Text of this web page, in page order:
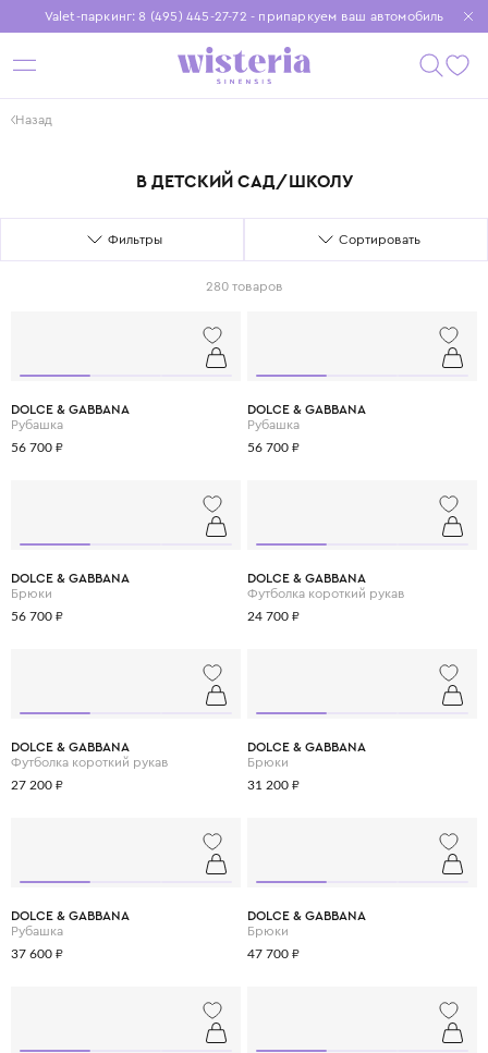
Valet-паркинг: 8 (495) 445-27-72 - припаркуем ваш автомобиль
Бесплатная доставка при заказе от 15 000 ₽
Установите приложение, чтобы покупки были еще удобнее
Назад
В ДЕТСКИЙ САД/ШКОЛУ
Фильтры Сортировать
280 товаров
DOLCE & GABBANA
Рубашка
56 700 ₽
DOLCE & GABBANA
Рубашка
56 700 ₽
DOLCE & GABBANA
Брюки
56 700 ₽
DOLCE & GABBANA
Футболка короткий рукав
24 700 ₽
DOLCE & GABBANA
Футболка короткий рукав
27 200 ₽
DOLCE & GABBANA
Брюки
31 200 ₽
DOLCE & GABBANA
Рубашка
37 600 ₽
DOLCE & GABBANA
Брюки
47 700 ₽